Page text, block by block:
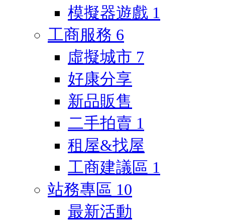
模擬器遊戲 1
工商服務 6
虛擬城市 7
好康分享
新品販售
二手拍賣 1
租屋&找屋
工商建議區 1
站務專區 10
最新活動